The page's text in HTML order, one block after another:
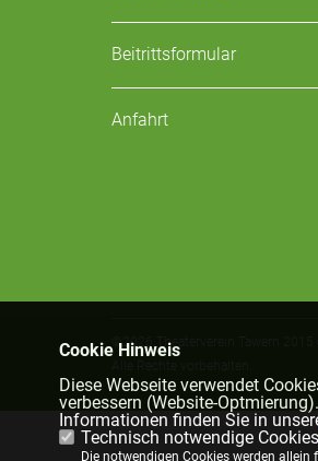
Beitrittsformular
Anfahrt
©2026 Theaterverein Tawern 2015
Cookie Hinweis
Diese Webseite verwendet
verbessern (Website-
Informationen finden Sie in
Technisch notwendige
Die notwendigen Cookies werden